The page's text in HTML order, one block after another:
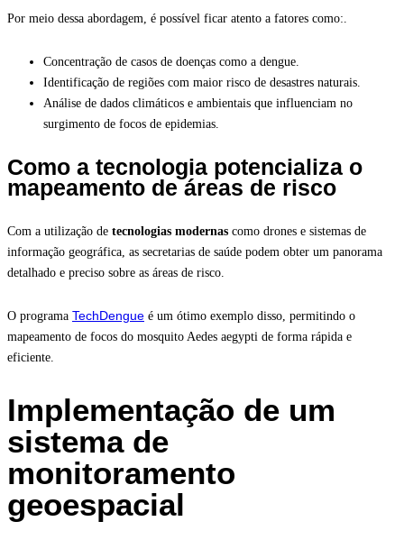
Por meio dessa abordagem, é possível ficar atento a fatores como:.
Concentração de casos de doenças como a dengue.
Identificação de regiões com maior risco de desastres naturais.
Análise de dados climáticos e ambientais que influenciam no
surgimento de focos de epidemias.
Como a tecnologia potencializa o
mapeamento de áreas de risco
Com a utilização de tecnologias modernas como drones e sistemas de
informação geográfica, as secretarias de saúde podem obter um panorama
detalhado e preciso sobre as áreas de risco.
O programa TechDengue é um ótimo exemplo disso, permitindo o
mapeamento de focos do mosquito Aedes aegypti de forma rápida e
eficiente.
Implementação de um
sistema de
monitoramento
geoespacial